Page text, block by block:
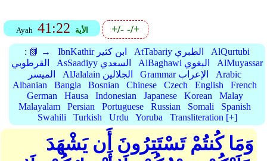
Ayah 41:22 الأية +/--/+
: 📗 → IbnKathir ابن كثير AtTabariy الطبري
AlQurtubi
القرطوبي
AsSaadiyy السعدي AlBaghawi البغوي
AlMuyassar
الميسر
AlJalalain الجلالين Grammar الإعراب
Arabic
Albanian
Bangla Bosnian Chinese Czech English
French
German
Hausa Indonesian Japanese Korean
Malay
Malayalam
Persian Portuguese Russian Somali
Spanish
Swahili
Turkish Urdu Yoruba Transliteration [+]
وَمَا كُنتُمْ تَسْتَتِرُونَ أَن يَشْهَدَ